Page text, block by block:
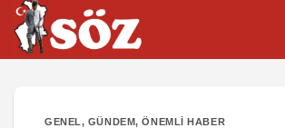
İçeriğe
atla
GENEL, GÜNDEM,ÖNEMLI HABER